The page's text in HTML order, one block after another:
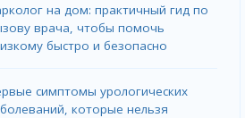
на дом: практичный гид по
врача, чтобы помочь
быстро и безопасно
симптомы урологических
которые нельзя